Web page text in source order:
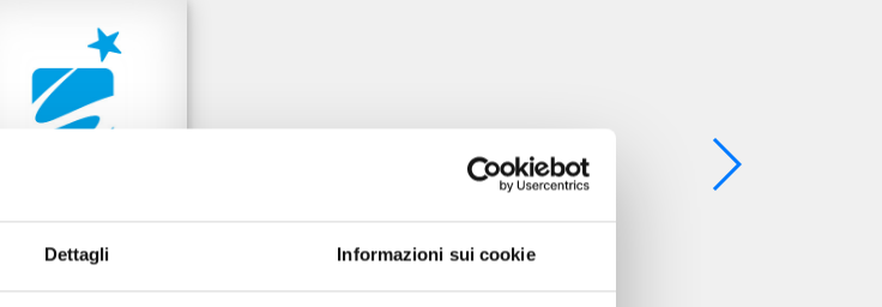
Dettagli Informazioni sui cookie